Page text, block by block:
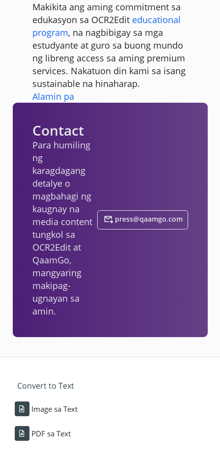
Makikita ang aming commitment sa
edukasyon sa OCR2Edit educational
program, na nagbibigay sa mga
estudyante at guro sa buong mundo
ng libreng access sa aming premium
services. Nakatuon din kami sa isang
sustainable na hinaharap.
Alamin pa
Contact
Para humiling
ng
karagdagang
detalye o
magbahagi ng
kaugnay na
media content
tungkol sa
OCR2Edit at
QaamGo,
mangyaring
makipag-
ugnayan sa
amin.
press@qaamgo.com
Convert to Text
Image sa Text
PDF sa Text